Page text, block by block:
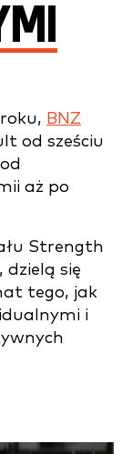
BNZ
od sześciu
aż po
Strength
się
tego, jak
i